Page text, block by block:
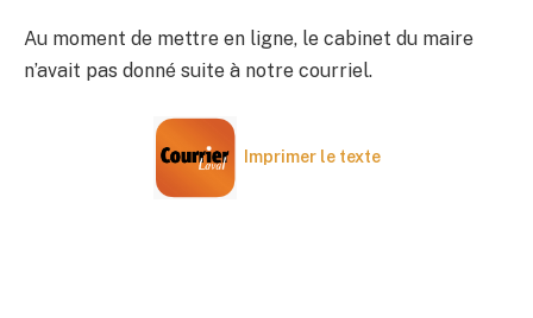
Au moment de mettre en ligne, le cabinet du maire
n’avait pas donné suite à notre courriel.
Imprimer le texte